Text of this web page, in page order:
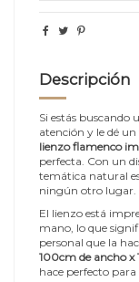
Descripción
Si estás buscando
atención y le dé
lienzo flamenco
perfecta. Con un
temática natural
ningún otro lugar.
El lienzo está
mano, lo que
personal que la
100cm de ancho x
hace perfecto